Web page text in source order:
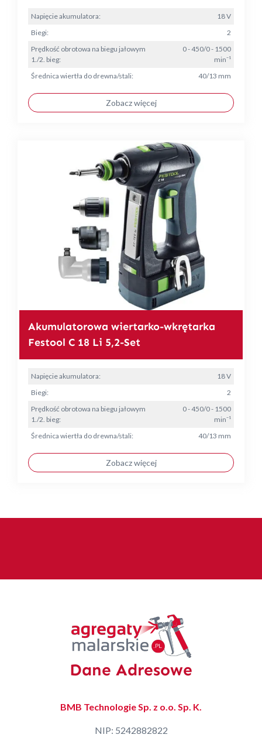
Napięcie akumulatora:
18 V
Biegi:
2
Prędkość obrotowa na biegu jałowym
1./2. bieg:
0 - 450/0 - 1500
min⁻¹
Średnica wiertła do drewna/stali:
40/13 mm
Zobacz więcej
Akumulatorowa wiertarko-wkrętarka
Festool C 18 Li 5,2-Set
Napięcie akumulatora:
18 V
Biegi:
2
Prędkość obrotowa na biegu jałowym
1./2. bieg:
0 - 450/0 - 1500
min⁻¹
Średnica wiertła do drewna/stali:
40/13 mm
Zobacz więcej
Dane Adresowe
BMB Technologie Sp. z o.o. Sp. K.
NIP: 5242882822